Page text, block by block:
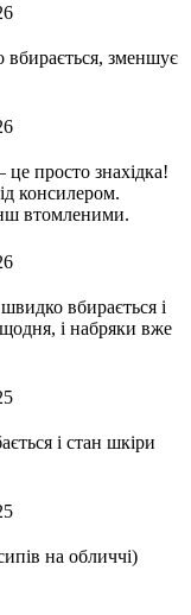
зменшує
просто знахідка!
консилером.
втомленими.
вбирається і
і набряки вже
і стан шкіри
на обличчі)